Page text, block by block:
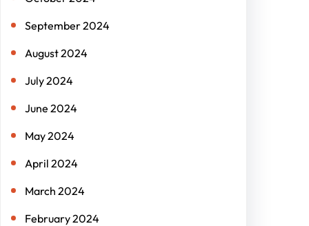
September 2024
August 2024
July 2024
June 2024
May 2024
April 2024
March 2024
February 2024